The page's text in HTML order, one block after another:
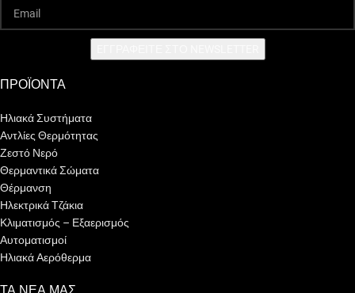
ΠΡΟΪΟΝΤΑ
Ηλιακά Συστήματα
Αντλίες Θερμότητας
Ζεστό Νερό
Θερμαντικά Σώματα
Θέρμανση
Ηλεκτρικά Τζάκια
Κλιματισμός – Εξαερισμός
Αυτοματισμοί
Ηλιακά Αερόθερμα